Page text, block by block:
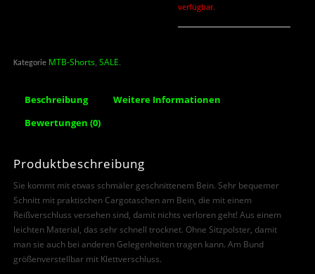
verfügbar.
Kategorie MTB-Shorts, SALE.
Beschreibung
Weitere Informationen
Bewertungen (0)
Produktbeschreibung
Sie kommt mit etwas schmäler geschnittenem Bein. Sehr bequemer
Schnitt mit praktischen Cargotaschen am Bein, die mit einem
Reißverschluss versehen sind, damit nichts verloren geht! Aus einem
leichten Material, das sehr schnell trocknet. Ohne Sitzpolster, damit
man sie auch bei anderen Gelegenheiten tragen kann. Am Bund
größenverstellbar mit Klettverschluss.